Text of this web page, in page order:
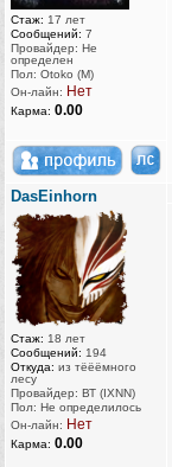
Стаж: 17 лет
Сообщений: 7
Провайдер: Не
определен
Пол: Otoko (M)
Он-лайн: Нет
Карма: 0.00
DasEinhorn
Стаж: 18 лет
Сообщений: 194
Откуда: из тёёёмного
лесу
Провайдер: ВТ (IXNN)
Пол: Не определилось
Он-лайн: Нет
Карма: 0.00